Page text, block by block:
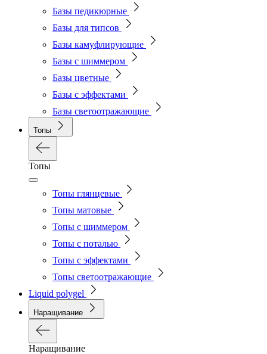
Базы педикюрные
Базы для типсов
Базы камуфлирующие
Базы с шиммером
Базы цветные
Базы с эффектами
Базы светоотражающие
Топы
Топы
Топы глянцевые
Топы матовые
Топы с шиммером
Топы с поталью
Топы с эффектами
Топы светоотражающие
Liquid polygel
Наращивание
Наращивание